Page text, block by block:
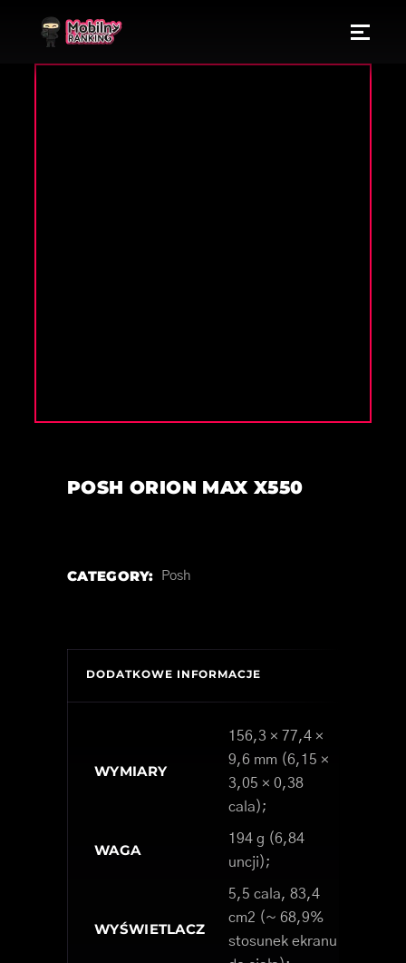
POSH ORION MAX X550
CATEGORY: Posh
DODATKOWE INFORMACJE
WYMIARY
156,3 × 77,4 ×
9,6 mm (6,15 ×
3,05 × 0,38
cala);
WAGA
194 g (6,84
uncji);
WYŚWIETLACZ
5,5 cala, 83,4
cm2 (~ 68,9%
stosunek ekranu